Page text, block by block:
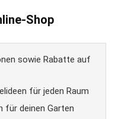
Shop
sowie Rabatte auf
für jeden Raum
für deinen Garten